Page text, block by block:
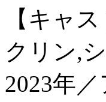
【キャ
クリン,
2023年